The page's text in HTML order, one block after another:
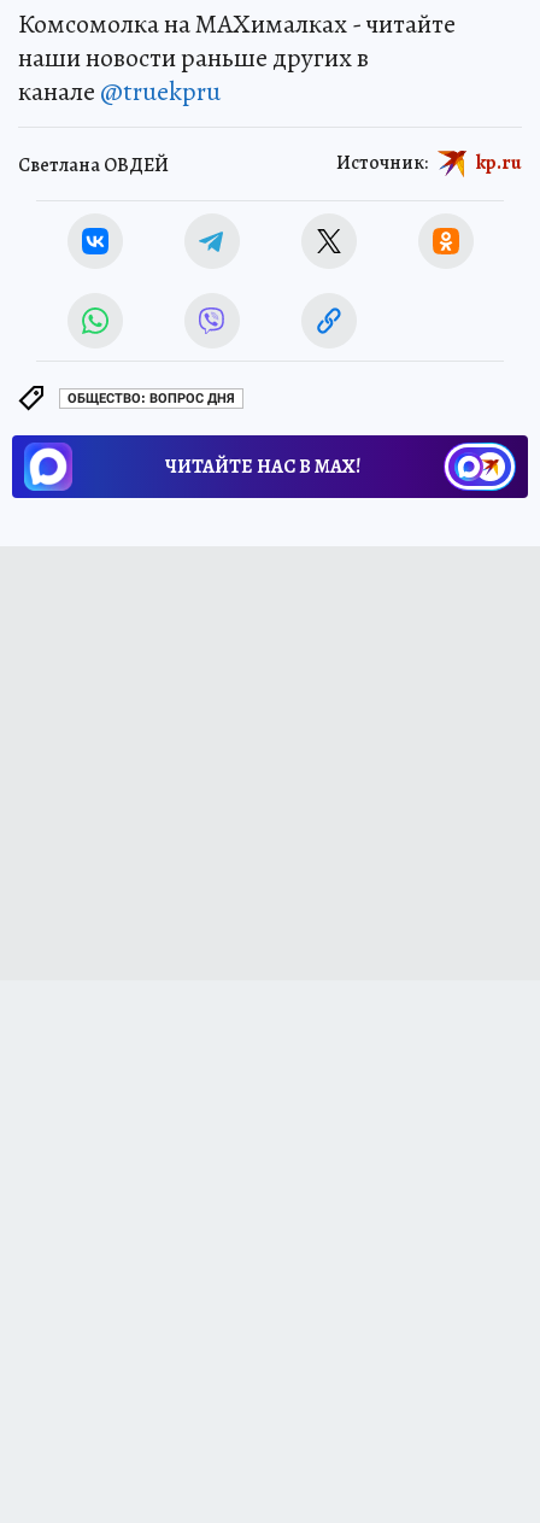
Комсомолка на MAXималках - читайте
наши новости раньше других в
канале @truekpru
Светлана ОВДЕЙ Источник: kp.ru
ОБЩЕСТВО: ВОПРОС ДНЯ
ЧИТАЙТЕ НАС В МАХ!